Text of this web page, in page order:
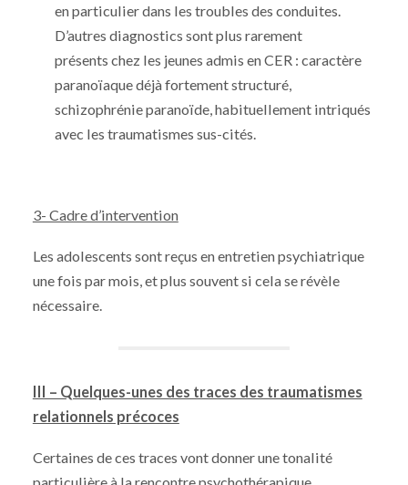
en particulier dans les troubles des conduites.
D’autres diagnostics sont plus rarement
présents chez les jeunes admis en CER : caractère
paranoïaque déjà fortement structuré,
schizophrénie paranoïde, habituellement intriqués
avec les traumatismes sus-cités.
3- Cadre d’intervention
Les adolescents sont reçus en entretien psychiatrique
une fois par mois, et plus souvent si cela se révèle
nécessaire.
III – Quelques-unes des traces des traumatismes
relationnels précoces
Certaines de ces traces vont donner une tonalité